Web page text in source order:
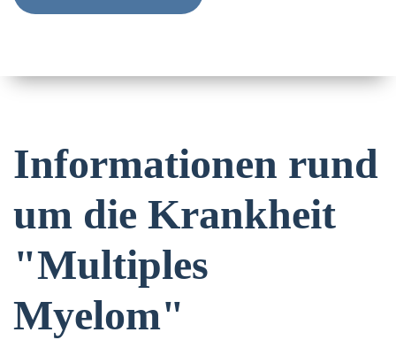
Informationen rund
um die Krankheit
"Multiples
Myelom"